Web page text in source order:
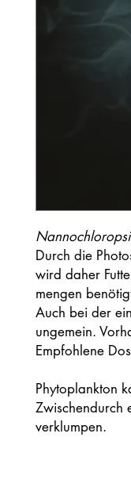
Durch die
wird daher
mengen
Auch bei der
ungemein.
Empfohlene
Phytoplankton
Zwischendurch
verklumpen.